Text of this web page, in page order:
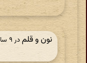
نون و قلم